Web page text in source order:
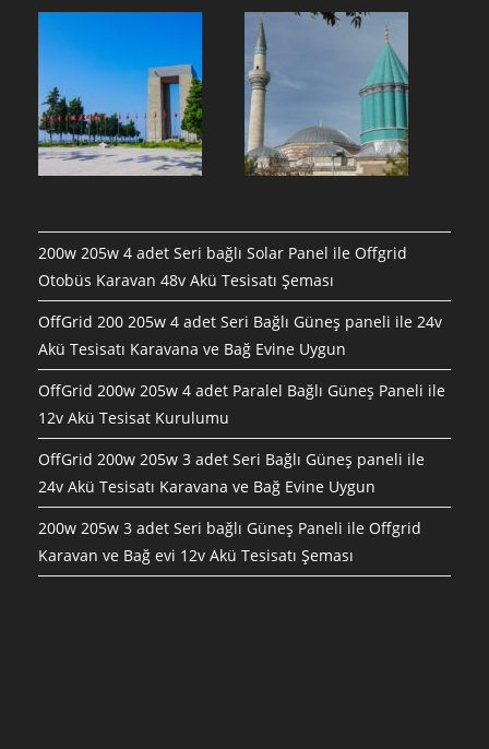
200w 205w 4 adet Seri bağlı Solar Panel ile Offgrid
Otobüs Karavan 48v Akü Tesisatı Şeması
OffGrid 200 205w 4 adet Seri Bağlı Güneş paneli ile 24v
Akü Tesisatı Karavana ve Bağ Evine Uygun
OffGrid 200w 205w 4 adet Paralel Bağlı Güneş Paneli ile
12v Akü Tesisat Kurulumu
OffGrid 200w 205w 3 adet Seri Bağlı Güneş paneli ile
24v Akü Tesisatı Karavana ve Bağ Evine Uygun
200w 205w 3 adet Seri bağlı Güneş Paneli ile Offgrid
Karavan ve Bağ evi 12v Akü Tesisatı Şeması